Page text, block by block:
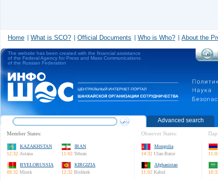
Home What is SCO? Official Documents Who is Who? About the
The website has been created with the financial assistance
of the Federal Agency for Press and Mass Communications
of the Russian Federation
Advanced search
Member States:
KAZAKHSTAN
12:32 Astana
IRAN
11:02 Tehran
BYELORUSSIA
09:32 Minsk
KIRGIZIA
12:32 Bishkek
Observer States:
Mongolia
14:32 Ulan-Bator
Afghanistan
11:02 Kabul